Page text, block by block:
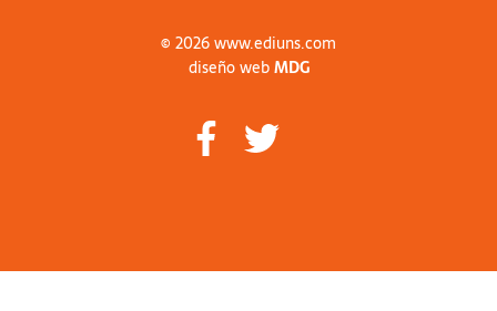
© 2026 www.ediuns.com
diseño webMDG